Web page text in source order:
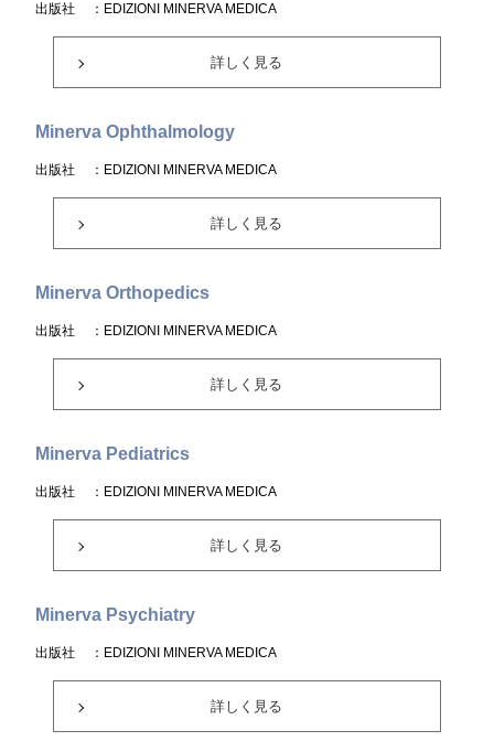
出版社 ：EDIZIONI MINERVA MEDICA
詳しく見る
Minerva Ophthalmology
出版社 ：EDIZIONI MINERVA MEDICA
詳しく見る
Minerva Orthopedics
出版社 ：EDIZIONI MINERVA MEDICA
詳しく見る
Minerva Pediatrics
出版社 ：EDIZIONI MINERVA MEDICA
詳しく見る
Minerva Psychiatry
出版社 ：EDIZIONI MINERVA MEDICA
詳しく見る